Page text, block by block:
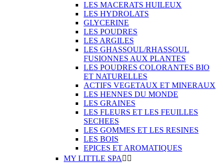
LES MACERATS HUILEUX
LES HYDROLATS
GLYCERINE
LES POUDRES
LES ARGILES
LES GHASSOUL/RHASSOUL
FUSIONNES AUX PLANTES
LES POUDRES COLORANTES BIO
ET NATURELLES
ACTIFS VEGETAUX ET MINERAUX
LES HENNES DU MONDE
LES GRAINES
LES FLEURS ET LES FEUILLES
SECHEES
LES GOMMES ET LES RESINES
LES BOIS
EPICES ET AROMATIQUES
MY LITTLE SPA  